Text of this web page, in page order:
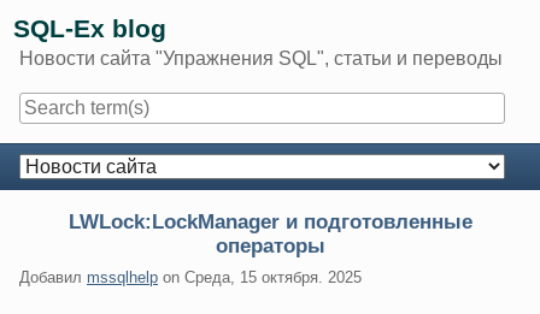
content
SQL-Ex blog
Новости сайта "Упражнения SQL", статьи и переводы
Navigation
LWLock:LockManager и подготовленные
операторы
Добавил mssqlhelp on Среда, 15 октября. 2025